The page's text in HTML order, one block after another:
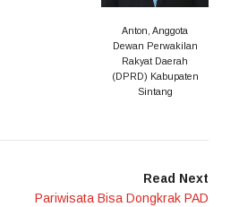
Anton, Anggota
Dewan Perwakilan
Rakyat Daerah
(DPRD) Kabupaten
Sintang
Read Next
Pariwisata Bisa Dongkrak PAD